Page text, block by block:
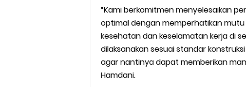
“Kami berkomitmen menyelesaikan
optimal dengan memperhatikan
kesehatan dan keselamatan kerja di
dilaksanakan sesuai standar
agar nantinya dapat memberikan
Hamdani.